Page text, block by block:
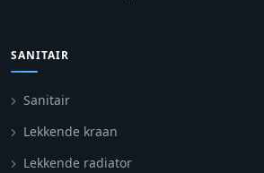
SANITAIR
Sanitair
Lekkende kraan
Lekkende radiator